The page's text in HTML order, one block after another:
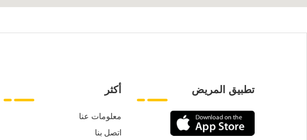
أكثر
معلومات عنا
اتصل بنا
تطبيق المريض